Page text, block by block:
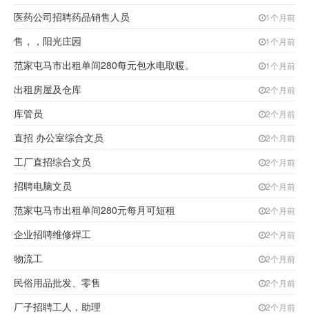
医药公司招聘药品销售人员 1个月前
售，，阳光庄园 1个月前
范家屯马市出租单间280每元包水电取暖。 1个月前
出租房屋及仓库 2个月前
库管员 2个月前
直招 办公室综合文员 2个月前
工厂直招综合文员 2个月前
招聘电脑文员 2个月前
范家屯马市出租单间280元每月可短租 2个月前
企业招聘维修焊工 2个月前
物流工 2个月前
民俗用品批发、零售 2个月前
厂子招聘工人，助理 2个月前